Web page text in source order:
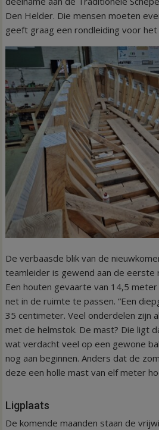
Den Helder. Die mensen moeten
geeft graag een rondleiding voor
De verbaasde blik van de
teamleider is gewend aan de eerste
Een houten gevaarte van 14,5
net in de ruimte te passen. “Een
35 centimeter. Veel onderdelen zijn
met de helmstok. De mast? Die ligt
wat verdacht veel op een gewone
nog aan beginnen. Anders dat de
deze een holle mast van elf meter
Ligplaats
De komende maanden staan de